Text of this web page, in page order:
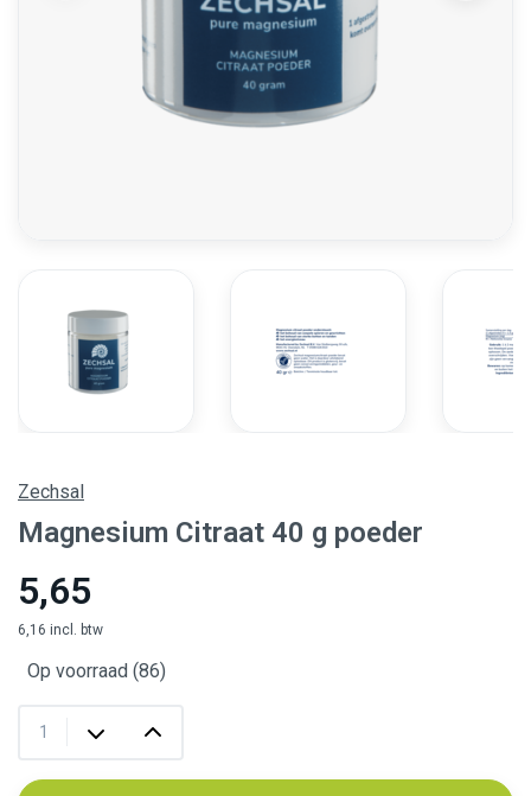
Zechsal
Magnesium Citraat 40 g poeder
5,65
6,16 incl. btw
Op voorraad (86)